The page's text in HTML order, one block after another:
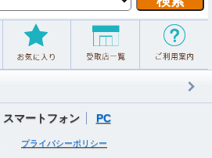
スマートフォン PC
プライバシーポリシー